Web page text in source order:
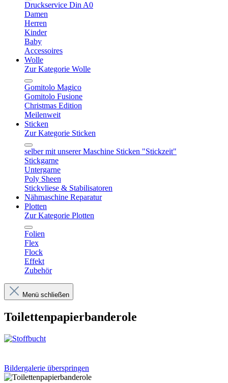
Druckservice Din A0
Damen
Herren
Kinder
Baby
Accessoires
Wolle
Zur Kategorie Wolle
Gomitolo Magico
Gomitolo Fusione
Christmas Edition
Meilenweit
Sticken
Zur Kategorie Sticken
selber mit unserer Maschine Sticken "Stickzeit"
Stickgarne
Untergarne
Poly Sheen
Stickvliese & Stabilisatoren
Nähmaschine Reparatur
Plotten
Zur Kategorie Plotten
Folien
Flex
Flock
Effekt
Zubehör
Menü schließen
Toilettenpapierbanderole
Bildergalerie überspringen